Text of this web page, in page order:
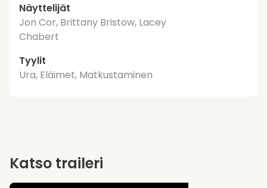
Näyttelijät
Jon Cor, Brittany Bristow, Lacey
Chabert
Tyylit
Ura, Eläimet, Matkustaminen
Katso traileri